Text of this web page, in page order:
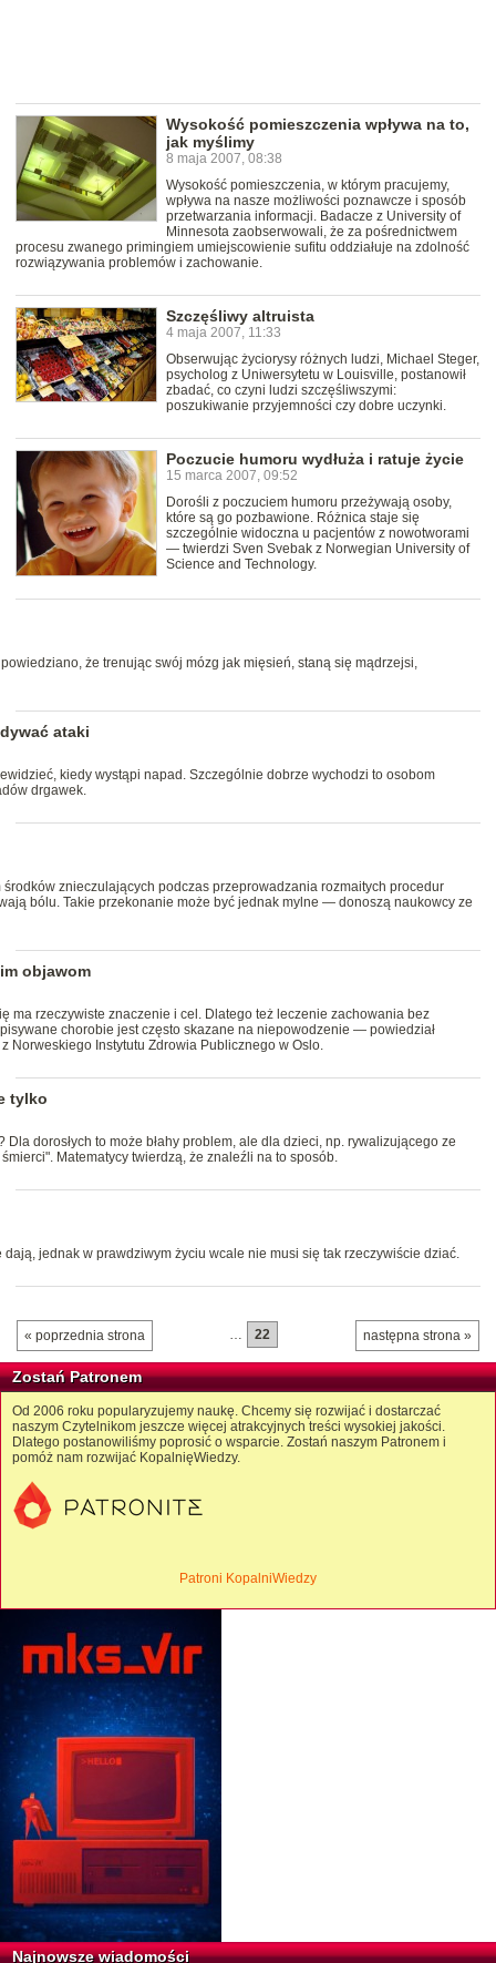
Wysokość pomieszczenia wpływa na to,
jak myślimy
8 maja 2007, 08:38
Wysokość pomieszczenia, w którym pracujemy,
wpływa na nasze możliwości poznawcze i sposób
przetwarzania informacji. Badacze z University of
Minnesota zaobserwowali, że za pośrednictwem
procesu zwanego primingiem umiejscowienie sufitu oddziałuje na zdolność
rozwiązywania problemów i zachowanie.
Szczęśliwy altruista
4 maja 2007, 11:33
Obserwując życiorysy różnych ludzi, Michael Steger,
psycholog z Uniwersytetu w Louisville, postanowił
zbadać, co czyni ludzi szczęśliwszymi:
poszukiwanie przyjemności czy dobre uczynki.
Poczucie humoru wydłuża i ratuje życie
15 marca 2007, 09:52
Dorośli z poczuciem humoru przeżywają osoby,
które są go pozbawione. Różnica staje się
szczególnie widoczna u pacjentów z nowotworami
— twierdzi Sven Svebak z Norwegian University of
Science and Technology.
że trenując swój mózg jak mięsień, staną się mądrzejsi,
ataki
kiedy wystąpi napad. Szczególnie dobrze wychodzi to osobom
drgawek.
znieczulających podczas przeprowadzania rozmaitych procedur
bólu. Takie przekonanie może być jednak mylne — donoszą naukowcy ze
objawom
ma rzeczywiste znaczenie i cel. Dlatego też leczenie zachowania bez
chorobie jest często skazane na niepowodzenie — powiedział
Norweskiego Instytutu Zdrowia Publicznego w Oslo.
tylko
dorosłych to może błahy problem, ale dla dzieci, np. rywalizującego ze
Matematycy twierdzą, że znaleźli na to sposób.
dają, jednak w prawdziwym życiu wcale nie musi się tak rzeczywiście dziać.
« poprzednia strona następna strona »
… 22
Zostań Patronem
Od 2006 roku popularyzujemy naukę. Chcemy się rozwijać i dostarczać
naszym Czytelnikom jeszcze więcej atrakcyjnych treści wysokiej jakości.
Dlatego postanowiliśmy poprosić o wsparcie. Zostań naszym Patronem i
pomóż nam rozwijać KopalnięWiedzy.
Patroni KopalniWiedzy
Najnowsze wiadomości